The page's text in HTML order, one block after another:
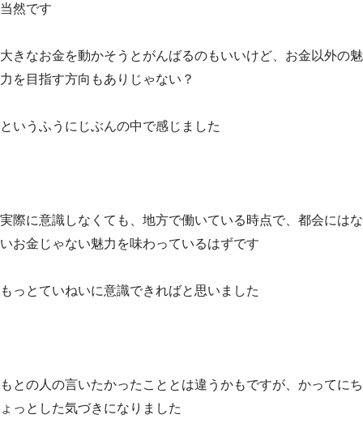
当然です
大きなお金を動かそうとがんばるのもいいけど、お金以外の魅
力を目指す方向もありじゃない？
というふうにじぶんの中で感じました
実際に意識しなくても、地方で働いている時点で、都会にはな
いお金じゃない魅力を味わっているはずです
もっとていねいに意識できればと思いました
もとの人の言いたかったこととは違うかもですが、かってにち
ょっとした気づきになりました